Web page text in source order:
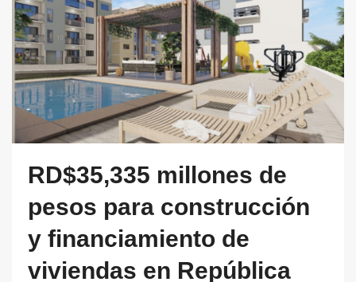
RD$35,335 millones de
pesos para construcción
y financiamiento de
viviendas en República